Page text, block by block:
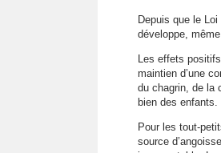
Depuis que le
développe,
Les effets
maintien d’une
du chagrin, de la
bien des enfants.
Pour les tout-
source